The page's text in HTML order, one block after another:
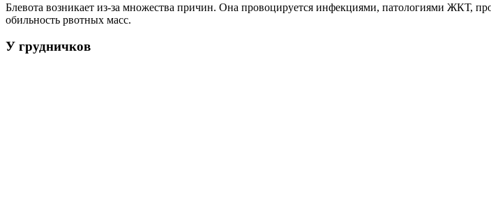
Блевота возникает из-за множества причин. Она провоцируется инфекциями, патологиями ЖКТ,
обильность рвотных масс.
У грудничков